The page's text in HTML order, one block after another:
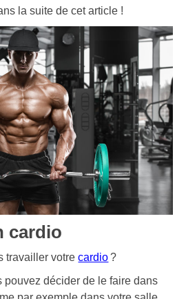
la suite de cet article !
cardio
travailler votrecardio?
pouvez décider de le faire dans